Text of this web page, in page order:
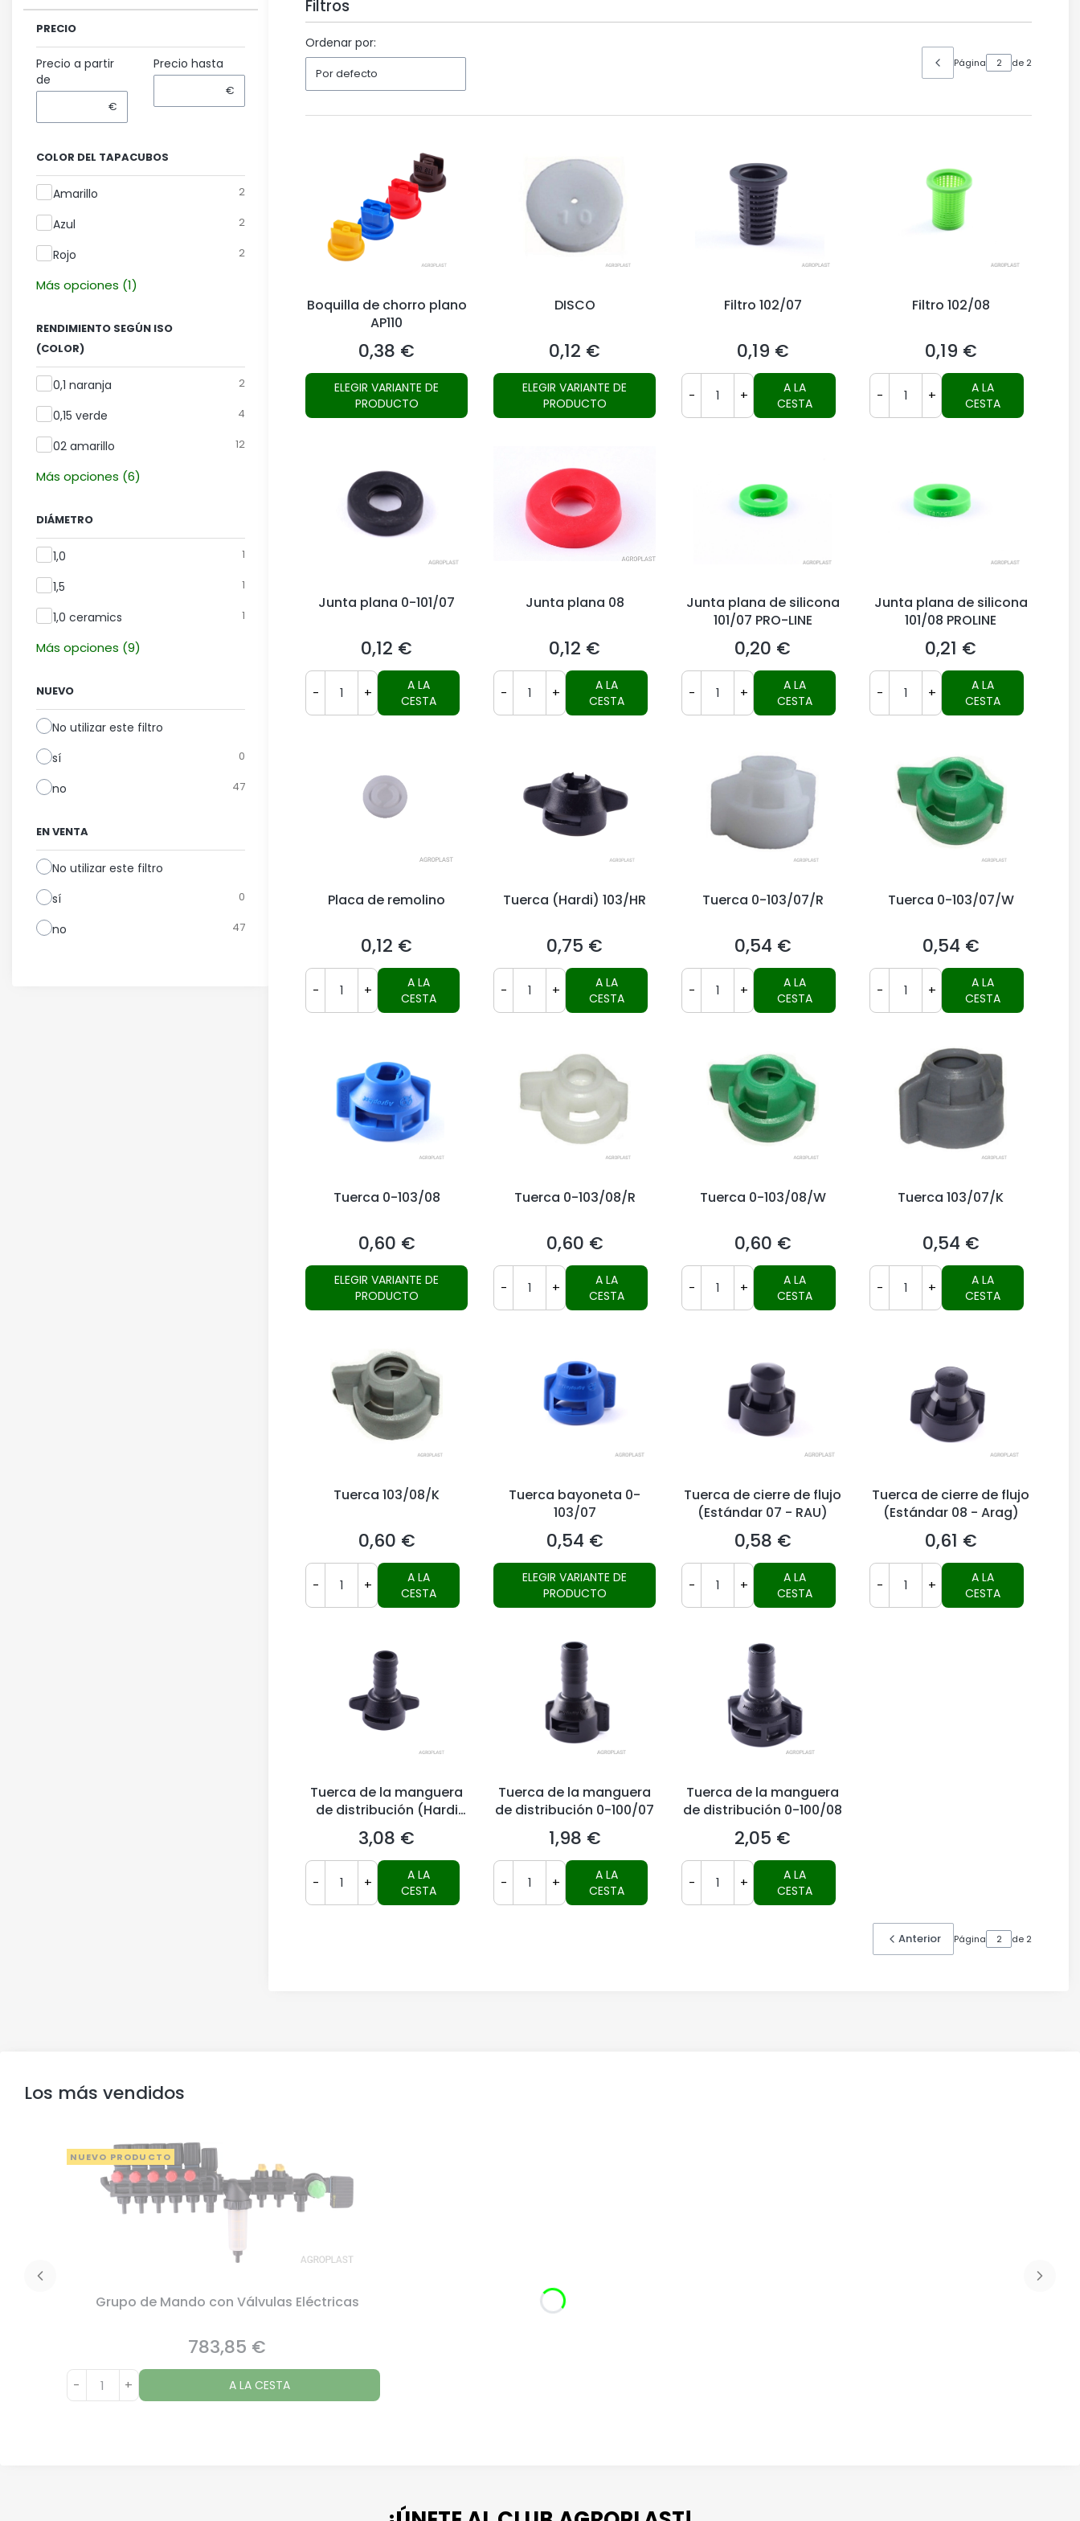
PRECIO
Precio a partir
de
€
Precio hasta
€
COLOR DEL TAPACUBOS
Color del tapacubos
Amarillo 2
Azul 2
Rojo 2
Más opciones (1)
RENDIMIENTO SEGÚN ISO
(COLOR)
Rendimiento según ISO (color)
0,1 naranja 2
0,15 verde 4
02 amarillo 12
Más opciones (6)
DIÁMETRO
Diámetro
1,0 1
1,5 1
1,0 ceramics 1
Más opciones (9)
NUEVO
No utilizar este filtro
sí
0
no 47
EN VENTA
No utilizar este filtro
sí
0
no 47
Filtros
Fin de los filtros
Ordenar por:
Por defecto
Página de 2
Boquilla de chorro plano
AP110
Precio
0,38 €
ELEGIR VARIANTE DE
PRODUCTO
DISCO
Precio
0,12 €
ELEGIR VARIANTE DE
PRODUCTO
Filtro 102/07
Precio
0,19 €
- +
A LA
CESTA
Filtro 102/08
Precio
0,19 €
- +
A LA
CESTA
Junta plana 0-101/07
Precio
0,12 €
- +
A LA
CESTA
Junta plana 08
Precio
0,12 €
- +
A LA
CESTA
Junta plana de silicona
101/07 PRO-LINE
Precio
0,20 €
- +
A LA
CESTA
Junta plana de silicona
101/08 PROLINE
Precio
0,21 €
- +
A LA
CESTA
Placa de remolino
Precio
0,12 €
- +
A LA
CESTA
Tuerca (Hardi) 103/HR
Precio
0,75 €
- +
A LA
CESTA
Tuerca 0-103/07/R
Precio
0,54 €
- +
A LA
CESTA
Tuerca 0-103/07/W
Precio
0,54 €
- +
A LA
CESTA
Tuerca 0-103/08
Precio
0,60 €
ELEGIR VARIANTE DE
PRODUCTO
Tuerca 0-103/08/R
Precio
0,60 €
- +
A LA
CESTA
Tuerca 0-103/08/W
Precio
0,60 €
- +
A LA
CESTA
Tuerca 103/07/K
Precio
0,54 €
- +
A LA
CESTA
Tuerca 103/08/K
Precio
0,60 €
- +
A LA
CESTA
Tuerca bayoneta 0-
103/07
Precio
0,54 €
ELEGIR VARIANTE DE
PRODUCTO
Tuerca de cierre de flujo
(Estándar 07 - RAU)
Precio
0,58 €
- +
A LA
CESTA
Tuerca de cierre de flujo
(Estándar 08 - Arag)
Precio
0,61 €
- +
A LA
CESTA
Tuerca de la manguera
de distribución (Hardi
Sistema)
Precio
3,08 €
- +
A LA
CESTA
Tuerca de la manguera
de distribución 0-100/07
Precio
1,98 €
- +
A LA
CESTA
Tuerca de la manguera
de distribución 0-100/08
Precio
2,05 €
- +
A LA
CESTA
Anterior Página de 2
Los más vendidos
NUEVO PRODUCTO
Grupo de Mando con Válvulas Eléctricas
Precio
783,85 €
- + A LA CESTA